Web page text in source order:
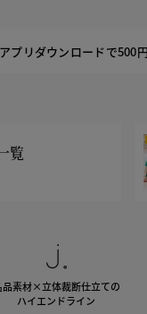
アプリダウンロードで500
覧
品素材×立体裁断仕立ての
ハイエンドライン